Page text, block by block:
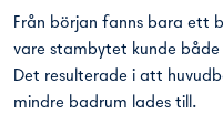
Från början fanns bara ett
vare stambytet kunde
Det resulterade i att
mindre badrum lades till.